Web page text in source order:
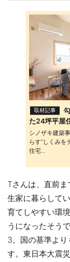
取材記事
た24坪平屋
シノザキ建築
らす“しくみを
住宅...
Tさんは、直前
生家に暮らして
育てしやすい環
うになったそう
3。国の基準より
す。東日本大震